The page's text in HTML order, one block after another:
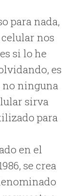
para nada,
nos
si lo he
es
no ninguna
sirva
para
en el
se crea